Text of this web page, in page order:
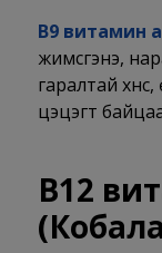
В9 витамин
жимсгэнэ,
гаралтай
цэцэгт
В12
(